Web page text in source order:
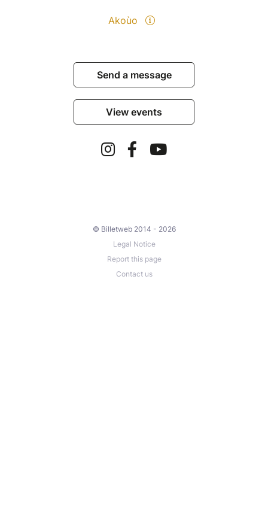
Akoùo
Send a message
View events
© Billetweb 2014 - 2026
Legal Notice
Report this page
Contact us